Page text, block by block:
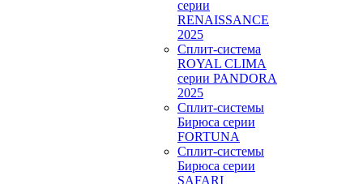
серии
RENAISSANCE
2025
Сплит-система
ROYAL CLIMA
серии PANDORA
2025
Сплит-системы
Бирюса серии
FORTUNA
Сплит-системы
Бирюса серии
SAFARI